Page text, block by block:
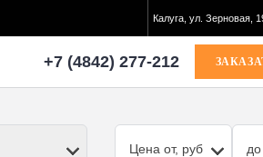
Калуга, ул. Зерновая,
+7 (4842) 277-212
Цена от, руб до